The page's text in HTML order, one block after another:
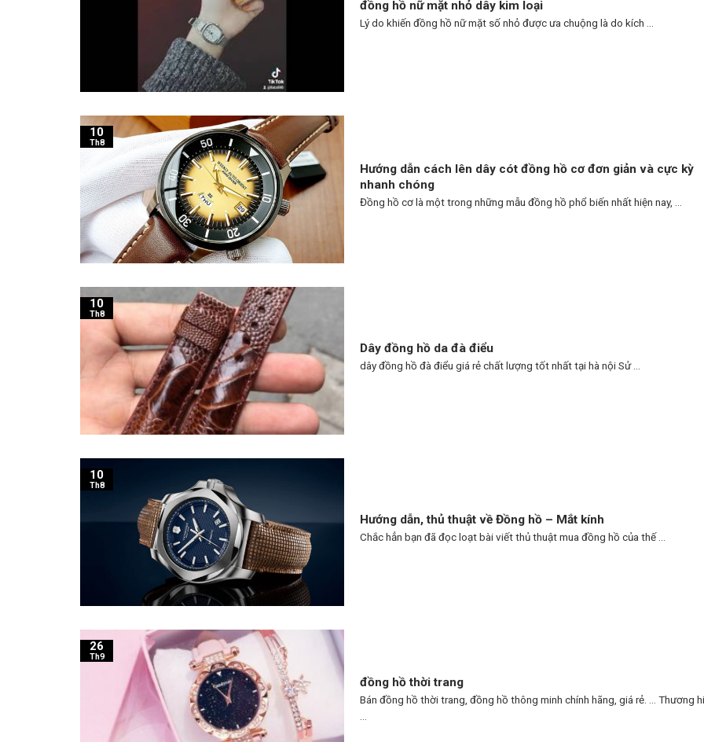
đồng hồ nữ mặt nhỏ dây kim loại
Lý do khiến đồng hồ nữ mặt số nhỏ được ưa chuộng là do kích ...
Hướng dẫn cách lên dây cót đồng hồ cơ đơn giản và cực kỳ
nhanh chóng
Đồng hồ cơ là một trong những mẫu đồng hồ phổ biến nhất hiện nay, ...
10
Th8
Dây đồng hồ da đà điểu
dây đồng hồ đà điểu giá rẻ chất lượng tốt nhất tại hà nội Sử ...
10
Th8
Hướng dẫn, thủ thuật về Đồng hồ – Mắt kính
Chắc hẳn bạn đã đọc loạt bài viết thủ thuật mua đồng hồ của thế ...
10
Th8
đồng hồ thời trang
Bán đồng hồ thời trang, đồng hồ thông minh chính hãng, giá rẻ. … Thương
26
Th9